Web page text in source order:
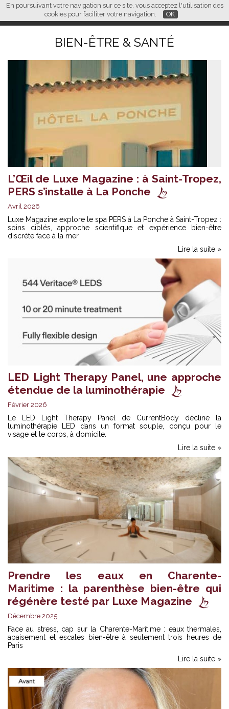
En poursuivant votre navigation sur ce site, vous acceptez l'utilisation des
cookies pour faciliter votre navigation.
OK
FR EN CN
L M
BIEN-ÊTRE & SANTÉ
L’Œil de Luxe Magazine : à Saint-Tropez,
PERS s’installe à La Ponche
Avril 2026
Luxe Magazine explore le spa PERS à La Ponche à Saint-Tropez :
soins ciblés, approche scientifique et expérience bien-être
discrète face à la mer
Lire la suite »
LED Light Therapy Panel, une approche
étendue de la luminothérapie
Février 2026
Le LED Light Therapy Panel de CurrentBody décline la
luminothérapie LED dans un format souple, conçu pour le
visage et le corps, à domicile.
Lire la suite »
Prendre les eaux en Charente-
Maritime : la parenthèse bien-être qui
régénère testé par Luxe Magazine
Décembre 2025
Face au stress, cap sur la Charente-Maritime : eaux thermales,
apaisement et escales bien-être à seulement trois heures de
Paris
Lire la suite »